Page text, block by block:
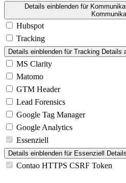
Details einblenden für
Hubspot
Tracking
Details einblenden für Tracking Details
MS Clarity
Matomo
GTM Header
Lead Forensics
Google Tag Manager
Google Analytics
Essenziell
Details einblenden für Essenziell
Contao HTTPS CSRF Token